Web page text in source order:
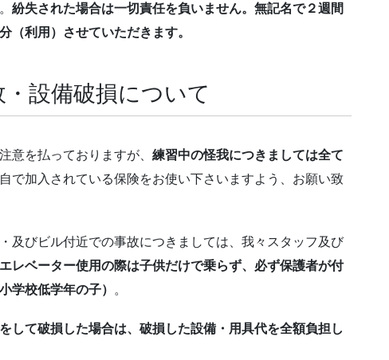
。 紛失された場合は一切責任を負いません。無記名で２週間
（利用）させていただきます。
設備破損について
意を払っておりますが、 練習中の怪我につきましては全て
で加入されている保険をお使い下さいますよう、お願い致
及びビル付近での事故につきましては、我々スタッフ及び
エレベーター使用の際は子供だけで乗らず、必ず保護者が付
学校低学年の子）
。
して破損した場合は、破損した設備・用具代を全額負担し